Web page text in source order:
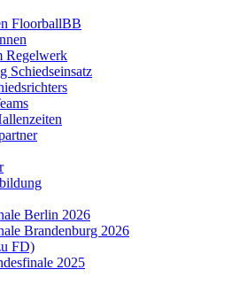
FloorballBB
Regelwerk
Schiedseinsatz
Berlin 2026
Brandenburg 2026
FD)
2025